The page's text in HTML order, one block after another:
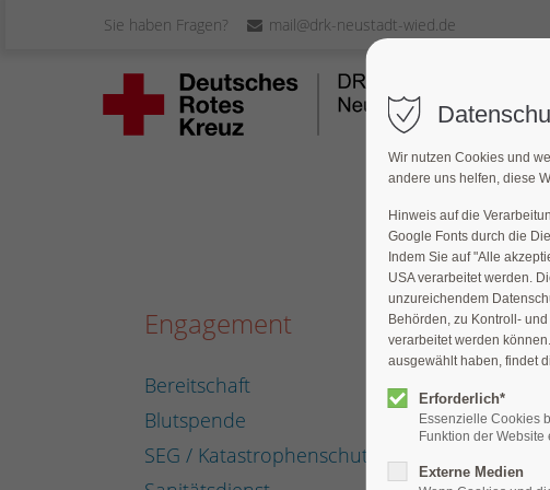
Sie haben Fragen? mail@drk-neustadt-wied.de
Engagement
Bereitschaft
Blutspende
SEG / Katastrophenschutz
Wir nutzen Cookies und
andere uns helfen, diese
Hinweis auf die
Google Fonts durch die
Indem Sie auf "Alle
USA verarbeitet werden.
unzureichendem
Behörden, zu Kontroll-
verarbeitet werden
ausgewählt haben, findet
Erforderlich*
Essenzielle Cookies
Funktion der Website
Externe Medien